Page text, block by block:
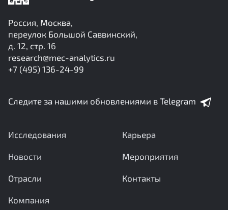
Россия, Москва,
переулок Большой Саввинский,
д. 12, стр. 16
research@mec-analytics.ru
+7 (495) 136-24-99
Следите за нашими обновлениями в Telegram
Исследования
Новости
Отрасли
Компания
Карьера
Мероприятия
Контакты